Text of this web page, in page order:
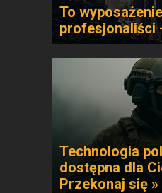
To
profesjonaliści
Technologia
dostępna dla
Przekonaj się »